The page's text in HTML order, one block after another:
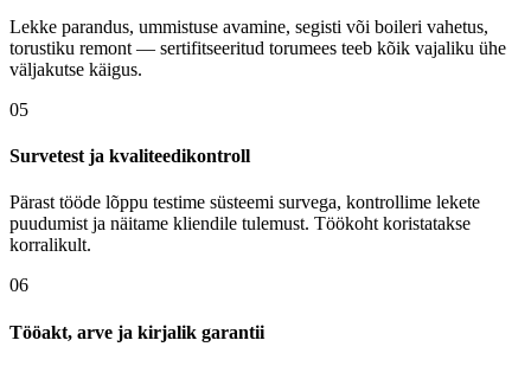
Lekke parandus, ummistuse avamine, segisti või boileri vahetus,
torustiku remont — sertifitseeritud torumees teeb kõik vajaliku ühe
väljakutse käigus.
05
Survetest ja kvaliteedikontroll
Pärast tööde lõppu testime süsteemi survega, kontrollime lekete
puudumist ja näitame kliendile tulemust. Töökoht koristatakse
korralikult.
06
Tööakt, arve ja kirjalik garantii